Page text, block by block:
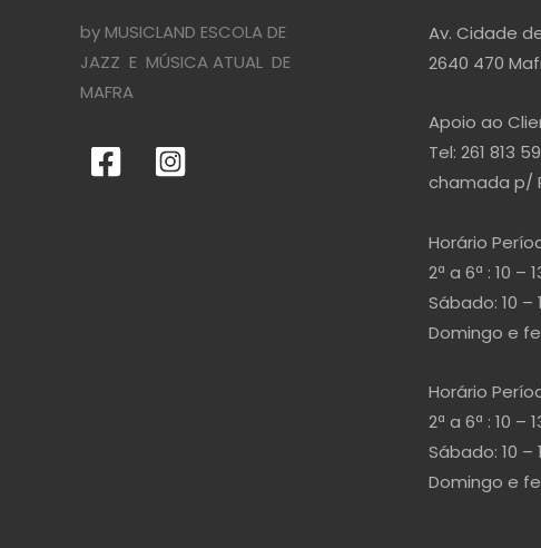
by MUSICLAND ESCOLA DE
JAZZ E MÚSICA ATUAL DE
MAFRA
Av. Cidade
2640 470
Apoio ao
Tel: 261 813
chamada p/
Horário
2ª a 6ª : 10 –
Sábado: 10 –
Domingo e
Horário
2ª a 6ª : 10 –
Sábado: 10 –
Domingo e